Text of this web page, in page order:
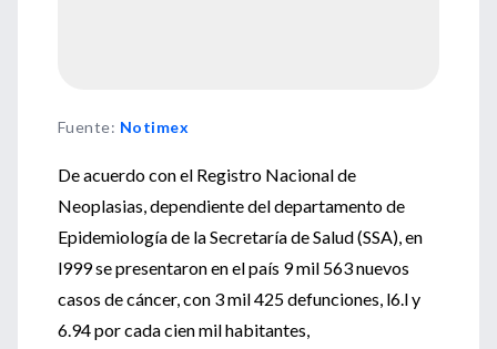
Fuente: Notimex
De acuerdo con el Registro Nacional de
Neoplasias, dependiente del departamento de
Epidemiología de la Secretaría de Salud (SSA), en
l999 se presentaron en el país 9 mil 563 nuevos
casos de cáncer, con 3 mil 425 defunciones, l6.l y
6.94 por cada cien mil habitantes,